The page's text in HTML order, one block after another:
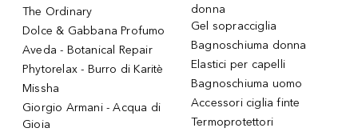
The Ordinary
Dolce & Gabbana Profumo
Aveda - Botanical Repair
Phytorelax - Burro di Karitè
Missha
Giorgio Armani - Acqua di
Gioia
donna
Gel sopracciglia
Bagnoschiuma donna
Elastici per capelli
Bagnoschiuma uomo
Accessori ciglia finte
Termoprotettori